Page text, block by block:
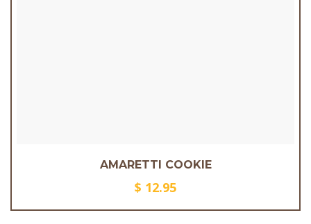
AMARETTI COOKIE
$ 12.95